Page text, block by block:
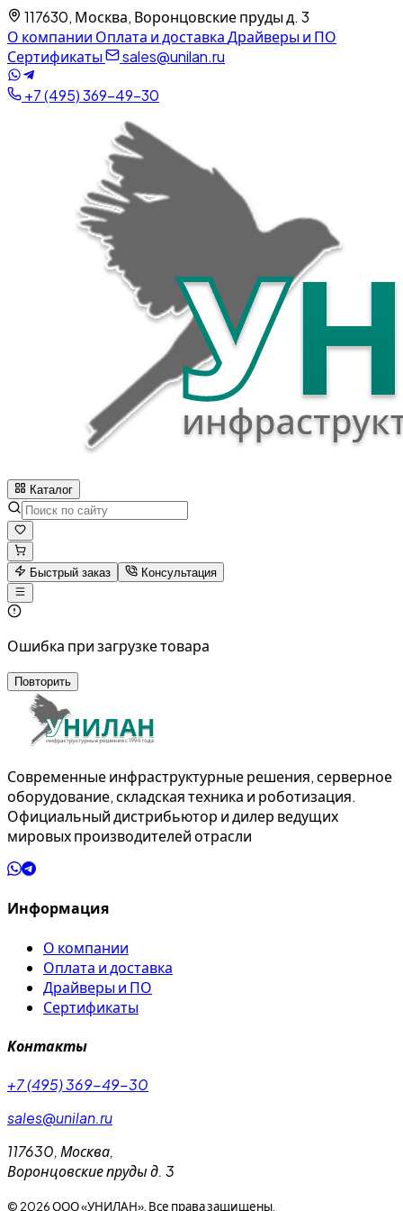
117630, Москва, Воронцовские пруды д. 3
О компании Оплата и доставкаДрайверы и ПО
Сертификаты
sales@unilan.ru
+7 (495) 369-49-30
Каталог
Быстрый заказ Консультация
Ошибка при загрузке товара
Повторить
Современные инфраструктурные решения, серверное
оборудование, складская техника и роботизация.
Официальный дистрибьютор и дилер ведущих
мировых производителей отрасли
Информация
О компании
Оплата и доставка
Драйверы и ПО
Сертификаты
Контакты
+7 (495) 369-49-30
sales@unilan.ru
117630, Москва,
Воронцовские пруды д. 3
© 2026ООО «УНИЛАН». Все права защищены.